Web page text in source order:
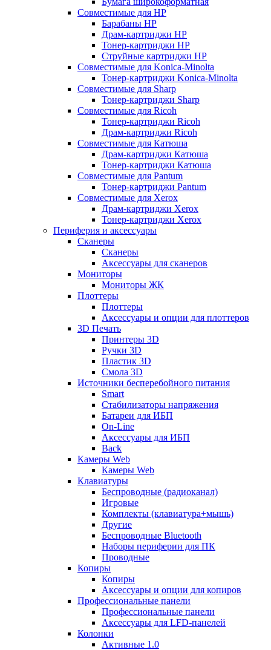
Совместимые для HP
Барабаны HP
Драм-картриджи HP
Тонер-картриджи HP
Струйные картриджи HP
Совместимые для Konica-Minolta
Тонер-картриджи Konica-Minolta
Совместимые для Sharp
Тонер-картриджи Sharp
Совместимые для Ricoh
Тонер-картриджи Ricoh
Драм-картриджи Ricoh
Совместимые для Катюша
Драм-картриджи Катюша
Тонер-картриджи Катюша
Совместимые для Pantum
Тонер-картриджи Pantum
Совместимые для Xerox
Драм-картриджи Xerox
Тонер-картриджи Xerox
Периферия и аксессуары
Сканеры
Сканеры
Аксессуары для сканеров
Мониторы
Мониторы ЖК
Плоттеры
Плоттеры
Аксессуары и опции для плоттеров
3D Печать
Принтеры 3D
Ручки 3D
Пластик 3D
Смола 3D
Источники бесперебойного питания
Smart
Стабилизаторы напряжения
Батареи для ИБП
On-Line
Аксессуары для ИБП
Back
Камеры Web
Камеры Web
Клавиатуры
Беспроводные (радиоканал)
Игровые
Комплекты (клавиатура+мышь)
Другие
Беспроводные Bluetooth
Наборы периферии для ПК
Проводные
Копиры
Копиры
Аксессуары и опции для копиров
Профессиональные панели
Профессиональные панели
Аксессуары для LFD-панелей
Колонки
Активные 1.0